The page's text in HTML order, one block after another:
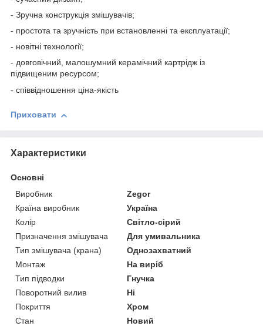
- Зручна конструкція змішувачів;
- простота та зручність при встановленні та експлуатації;
- новітні технології;
- довговічний, малошумний керамічний картрідж із
підвищеним ресурсом;
- співвідношення ціна-якість
Приховати
Характеристики
Основні
Виробник
Zegor
Країна виробник
Україна
Колір
Світло-сірий
Призначення змішувача
Для умивальника
Тип змішувача (крана)
Однозахватний
Монтаж
На виріб
Тип підводки
Гнучка
Поворотний вилив
Ні
Покриття
Хром
Стан
Новий